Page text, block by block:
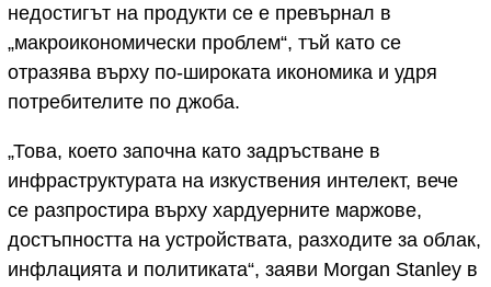
недостигът на продукти се е превърнал в
„макроикономически проблем“, тъй като се
отразява върху по-широката икономика и удря
потребителите по джоба.
„Това, което започна като задръстване в
инфраструктурата на изкуствения интелект, вече
се разпростира върху хардуерните маржове,
достъпността на устройствата, разходите за облак,
инфлацията и политиката“, заяви Morgan Stanley в